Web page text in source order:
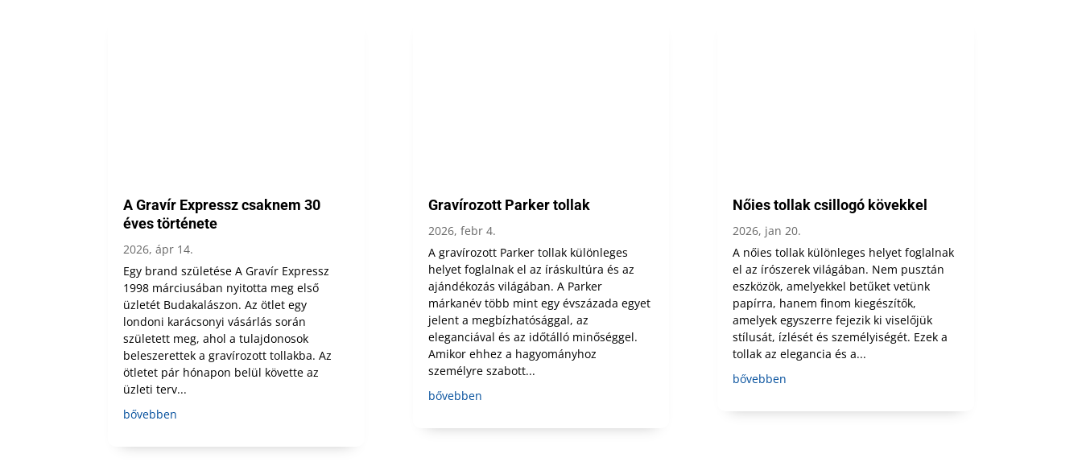
A Gravír Expressz csaknem 30
éves története
2026, ápr 14.
Egy brand születése A Gravír Expressz
1998 márciusában nyitotta meg első
üzletét Budakalászon. Az ötlet egy
londoni karácsonyi vásárlás során
született meg, ahol a tulajdonosok
beleszerettek a gravírozott tollakba. Az
ötletet pár hónapon belül követte az
üzleti terv...
bővebben
Gravírozott Parker tollak
2026, febr 4.
A gravírozott Parker tollak különleges
helyet foglalnak el az íráskultúra és az
ajándékozás világában. A Parker
márkanév több mint egy évszázada egyet
jelent a megbízhatósággal, az
eleganciával és az időtálló minőséggel.
Amikor ehhez a hagyományhoz
személyre szabott...
bővebben
Nőies tollak csillogó kövekkel
2026, jan 20.
A nőies tollak különleges helyet foglalnak
el az írószerek világában. Nem pusztán
eszközök, amelyekkel betűket vetünk
papírra, hanem finom kiegészítők,
amelyek egyszerre fejezik ki viselőjük
stílusát, ízlését és személyiségét. Ezek a
tollak az elegancia és a...
bővebben